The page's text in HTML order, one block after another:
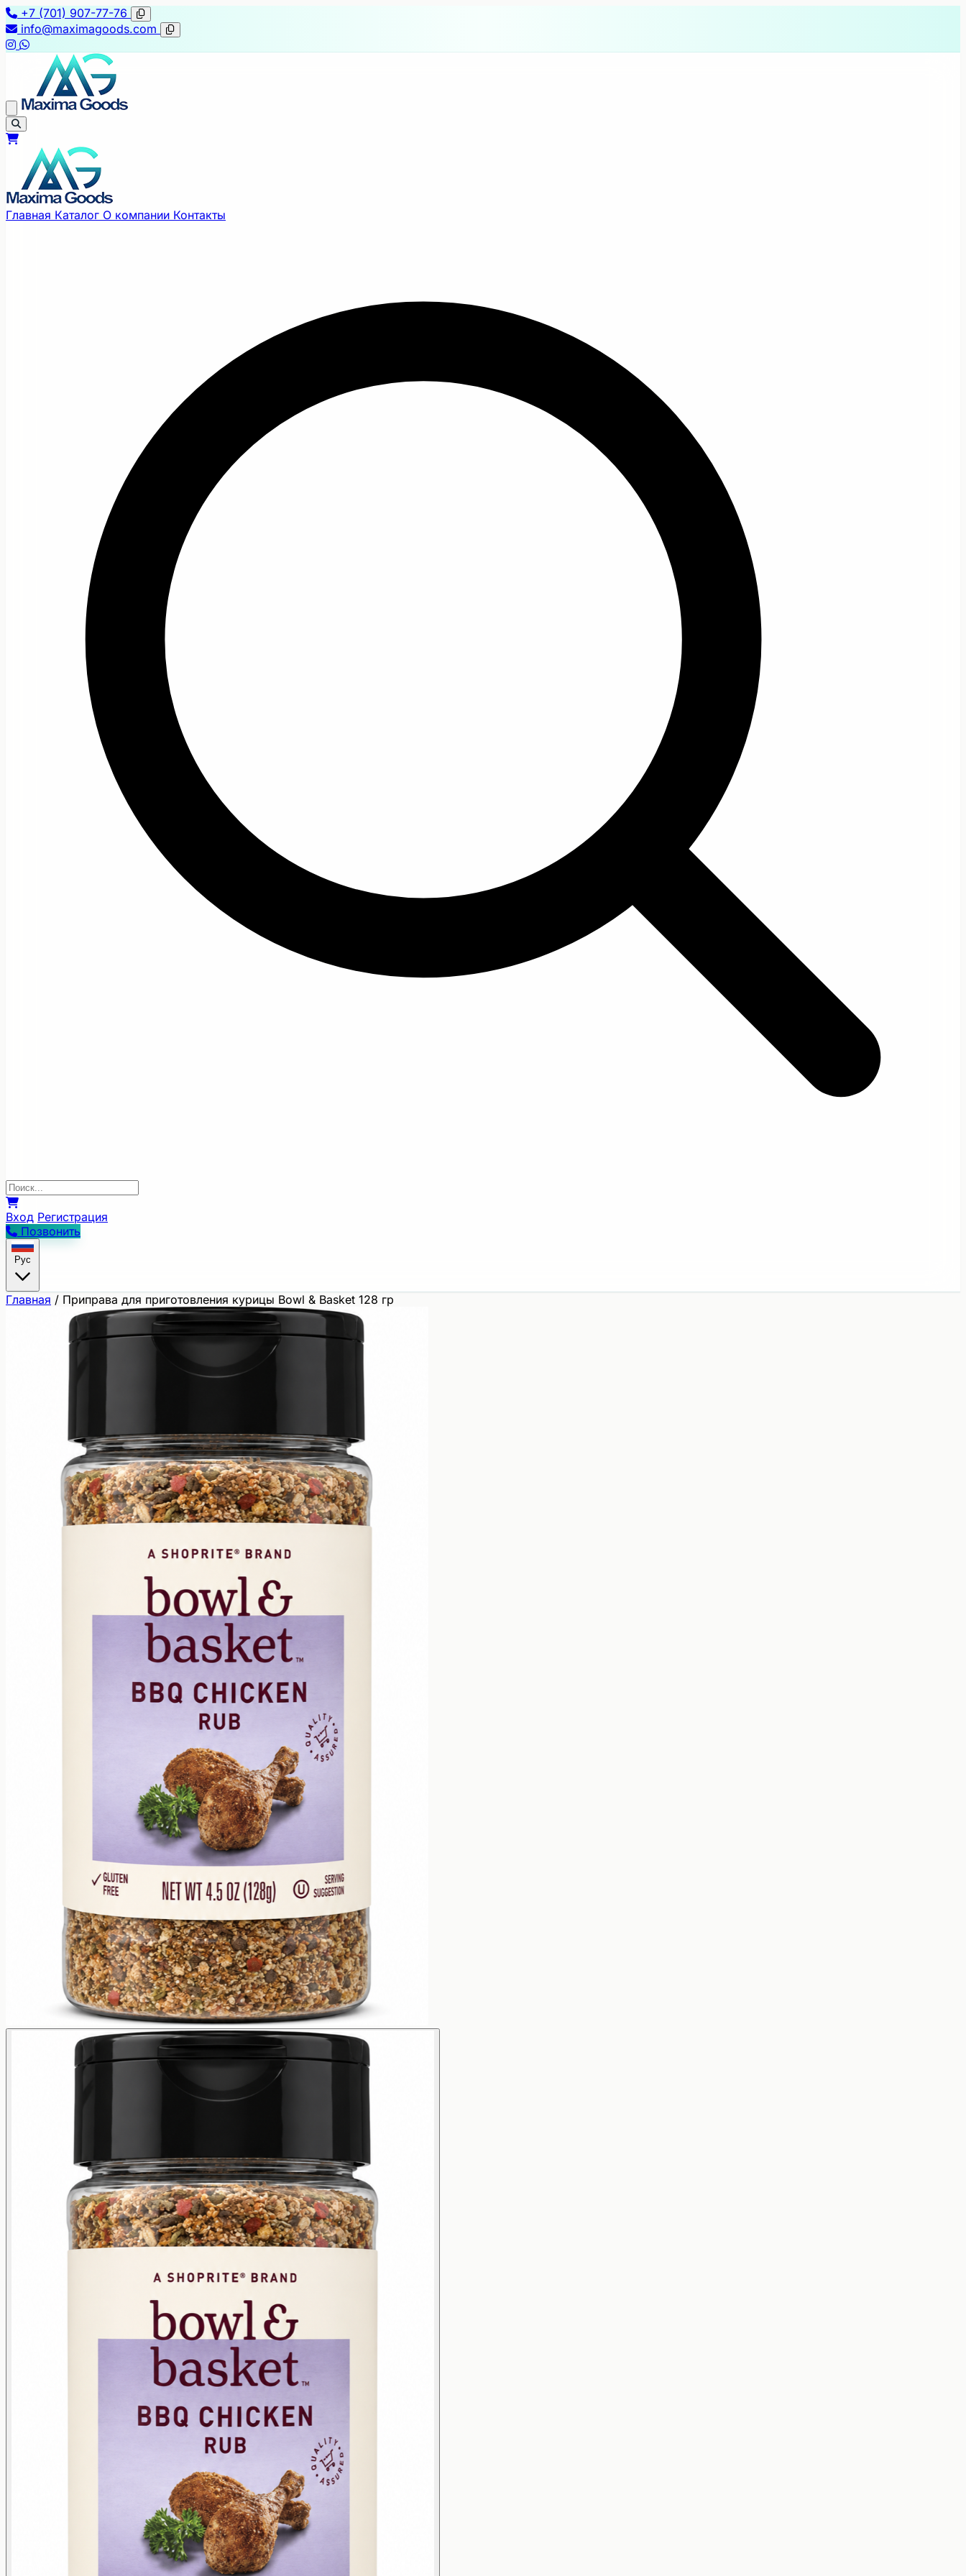
+7 (701) 907-77-76
info@maximagoods.com
Главная Каталог О компании Контакты
Вход Регистрация
Позвонить
Рус
Главная / Приправа для приготовления курицы Bowl & Basket 128 гр